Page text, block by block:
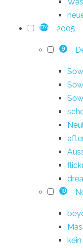
174 2005
9
10